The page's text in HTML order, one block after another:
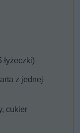
łyżeczki)
z jednej
cukier